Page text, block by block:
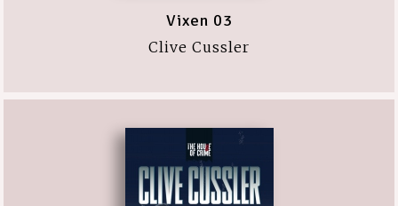
Vixen 03
Clive Cussler